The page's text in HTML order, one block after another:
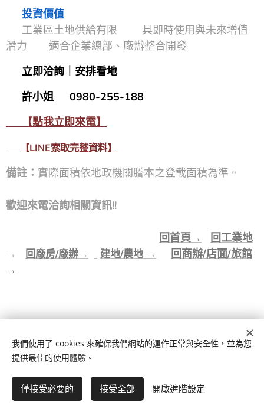
投資價值
▪ 工業區土地供給有限 ▪ 具即時使用與未來增值
潛力 ▪ 適合企業總部、廠辦整合開發
立即洽詢｜安排看地
許小姐 📱 0980-255-188
【點我立即來電】
【LINE索取完整資料】
備註： 實際面積依地政機關謄本之登載面積為準。
歡迎來電洽詢相關資訊!!
回首頁→
回工業地
→
回廠房/廠辦→ 建地/農地 →
回商辦/店面/旅館
→
© 2022 版權所有
由 Webnode提供技術支援 Cookies
免費建立您的網站！ 立即開始
我們使用了 cookies 來確保我們網站的運作正常與安全性，並為您
提供最佳的使用體驗。
僅接受必要的 接受全部 開啟進階設定